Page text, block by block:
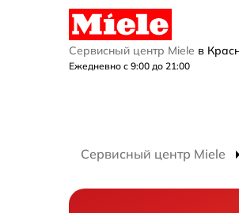
Сервисный центр Miele в
Ежедневно с 9:00 до 21:00
Сервисный центр Miele